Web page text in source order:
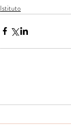
Istituto